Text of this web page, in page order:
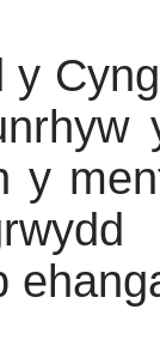
y
y